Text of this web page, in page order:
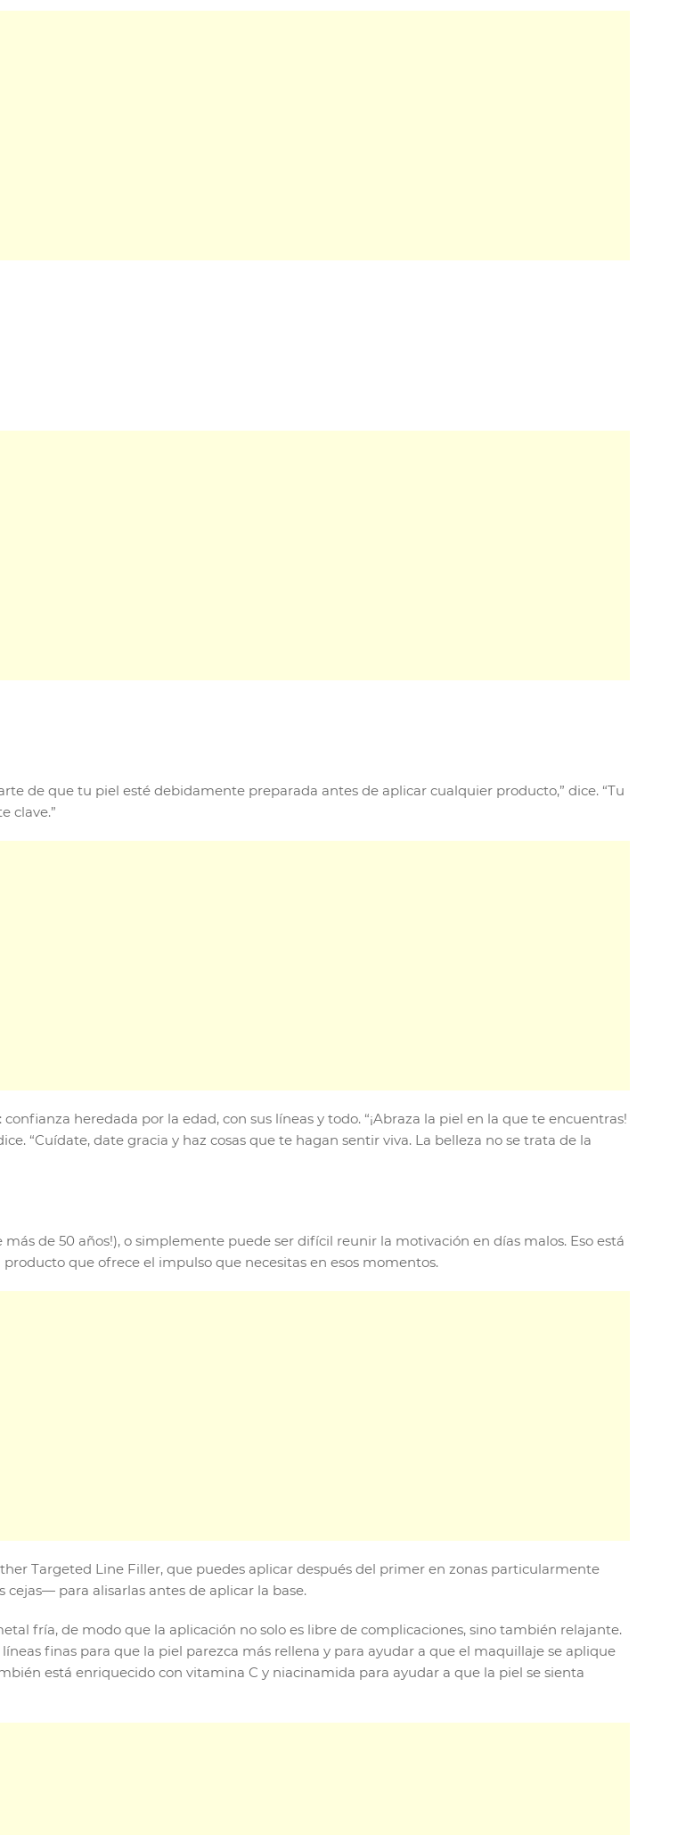
de que tu piel esté debidamente preparada antes de aplicar cualquier producto,” dice. “Tu
clave.”
heredada por la edad, con sus líneas y todo. “¡Abraza la piel en la que te encuentras!
“Cuídate, date gracia y haz cosas que te hagan sentir viva. La belleza no se trata de la
de 50 años!), o simplemente puede ser difícil reunir la motivación en días malos. Eso está
que ofrece el impulso que necesitas en esos momentos.
Targeted Line Filler, que puedes aplicar después del primer en zonas particularmente
para alisarlas antes de aplicar la base.
fría, de modo que la aplicación no solo es libre de complicaciones, sino también relajante.
finas para que la piel parezca más rellena y para ayudar a que el maquillaje se aplique
está enriquecido con vitamina C y niacinamida para ayudar a que la piel se sienta